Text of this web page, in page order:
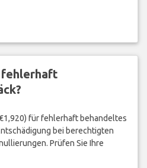
fehlerhaft
für fehlerhaft behandeltes
bei berechtigten
Prüfen Sie Ihre